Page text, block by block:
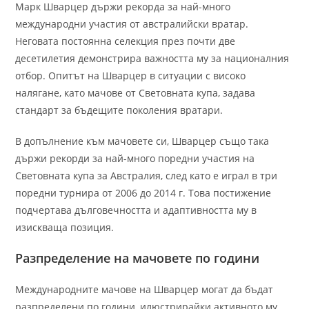
Марк Шварцер държи рекорда за най-много
международни участия от австралийски вратар.
Неговата постоянна селекция през почти две
десетилетия демонстрира важността му за националния
отбор. Опитът на Шварцер в ситуации с високо
налягане, като мачове от Световната купа, задава
стандарт за бъдещите поколения вратари.
В допълнение към мачовете си, Шварцер също така
държи рекорди за най-много поредни участия на
Световната купа за Австралия, след като е играл в три
поредни турнира от 2006 до 2014 г. Това постижение
подчертава дълговечността и адаптивността му в
изискваща позиция.
Разпределение на мачовете по години
Международните мачове на Шварцер могат да бъдат
разпределени по години, илюстрирайки активното му